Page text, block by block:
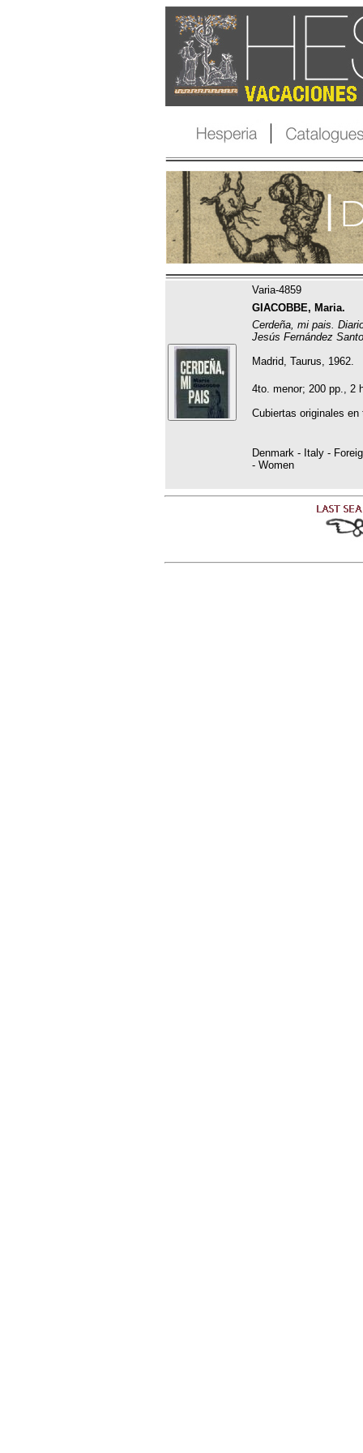
Varia-4859
GIACOBBE, Maria.
Cerdeña, mi pais.
Jesús Fernández
Madrid, Taurus, 1962.
4to. menor; 200 pp., 2
Cubiertas originales en
Denmark - Italy -
- Women